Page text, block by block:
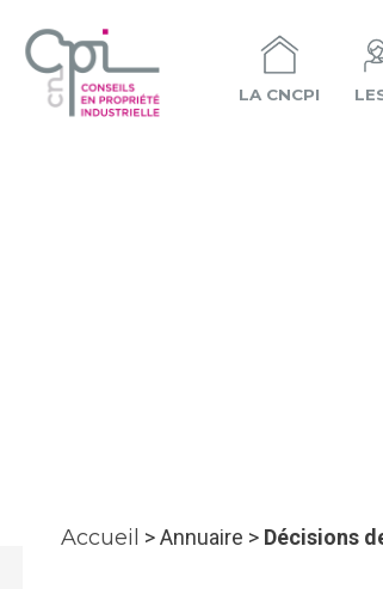
LA CNCPI
Accueil > Annuaire > Décisions